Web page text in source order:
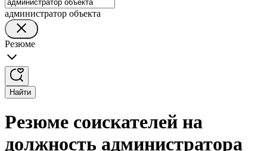
администратор объекта
Резюме
Найти
Резюме соискателей на
должность администратора